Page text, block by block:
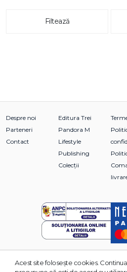
Filtează
Despre noi
Parteneri
Contact
Editura Trei
Pandora M
Lifestyle
Publishing
Colecții
© 2026 Grupul Editorial TREI.
Acest site foloseşte cookies.